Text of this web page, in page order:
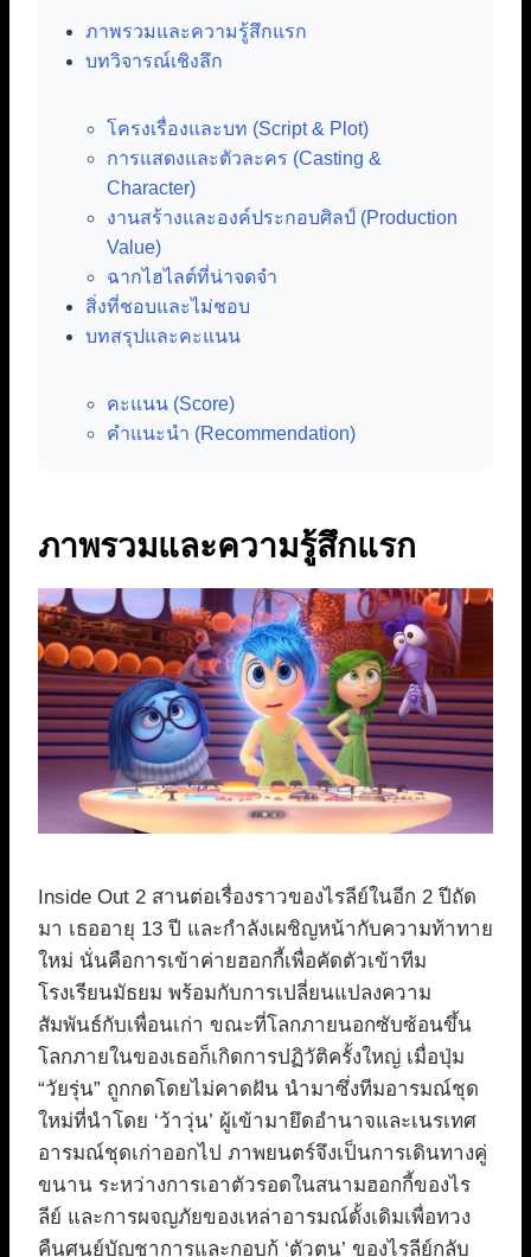
ภาพรวมและความรู้สึกแรก
บทวิจารณ์เชิงลึก
โครงเรื่องและบท (Script & Plot)
การแสดงและตัวละคร (Casting &
Character)
งานสร้างและองค์ประกอบศิลป์ (Production
Value)
ฉากไฮไลต์ที่น่าจดจำ
สิ่งที่ชอบและไม่ชอบ
บทสรุปและคะแนน
คะแนน (Score)
คำแนะนำ (Recommendation)
ภาพรวมและความรู้สึกแรก
Inside Out 2 สานต่อเรื่องราวของไรลีย์ในอีก 2 ปีถัด
มา เธออายุ 13 ปี และกำลังเผชิญหน้ากับความท้าทาย
ใหม่ นั่นคือการเข้าค่ายฮอกกี้เพื่อคัดตัวเข้าทีม
โรงเรียนมัธยม พร้อมกับการเปลี่ยนแปลงความ
สัมพันธ์กับเพื่อนเก่า ขณะที่โลกภายนอกซับซ้อนขึ้น
โลกภายในของเธอก็เกิดการปฏิวัติครั้งใหญ่ เมื่อปุ่ม
“วัยรุ่น” ถูกกดโดยไม่คาดฝัน นำมาซึ่งทีมอารมณ์ชุด
ใหม่ที่นำโดย ‘ว้าวุ่น’ ผู้เข้ามายึดอำนาจและเนรเทศ
อารมณ์ชุดเก่าออกไป ภาพยนตร์จึงเป็นการเดินทางคู่
ขนาน ระหว่างการเอาตัวรอดในสนามฮอกกี้ของไร
ลีย์ และการผจญภัยของเหล่าอารมณ์ดั้งเดิมเพื่อทวง
คืนศูนย์บัญชาการและกอบกู้ ‘ตัวตน’ ของไรลีย์กลับ